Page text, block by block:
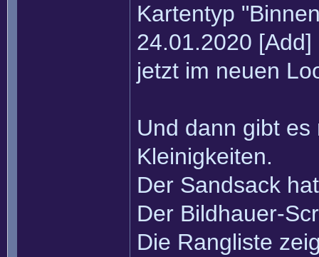
Kartentyp
24.01.2020
jetzt im neuen
Und dann gibt
Kleinigkeiten.
Der Sandsack
Der Bildhauer-
Die Rangliste